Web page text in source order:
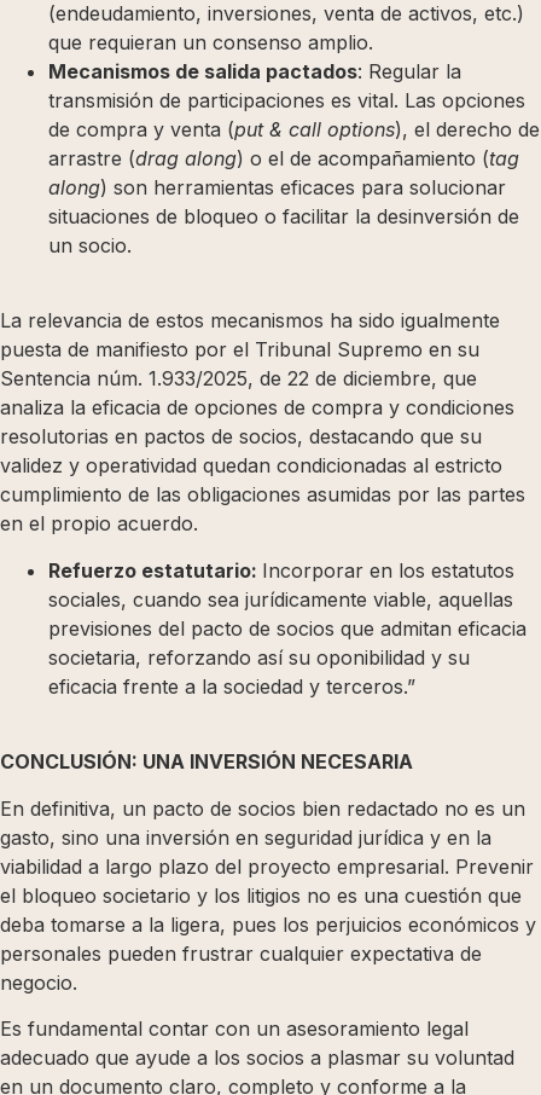
(endeudamiento, inversiones, venta de activos, etc.)
que requieran un consenso amplio.
Mecanismos de salida pactados: Regular la
transmisión de participaciones es vital. Las opciones
de compra y venta (put & call options), el derecho de
arrastre (drag along) o el de acompañamiento (tag
along) son herramientas eficaces para solucionar
situaciones de bloqueo o facilitar la desinversión de
un socio.
La relevancia de estos mecanismos ha sido igualmente
puesta de manifiesto por el Tribunal Supremo en su
Sentencia núm. 1.933/2025, de 22 de diciembre, que
analiza la eficacia de opciones de compra y condiciones
resolutorias en pactos de socios, destacando que su
validez y operatividad quedan condicionadas al estricto
cumplimiento de las obligaciones asumidas por las partes
en el propio acuerdo.
Refuerzo estatutario: Incorporar en los estatutos
sociales, cuando sea jurídicamente viable, aquellas
previsiones del pacto de socios que admitan eficacia
societaria, reforzando así su oponibilidad y su
eficacia frente a la sociedad y terceros.”
CONCLUSIÓN: UNA INVERSIÓN NECESARIA
En definitiva, un pacto de socios bien redactado no es un
gasto, sino una inversión en seguridad jurídica y en la
viabilidad a largo plazo del proyecto empresarial. Prevenir
el bloqueo societario y los litigios no es una cuestión que
deba tomarse a la ligera, pues los perjuicios económicos y
personales pueden frustrar cualquier expectativa de
negocio.
Es fundamental contar con un asesoramiento legal
adecuado que ayude a los socios a plasmar su voluntad
en un documento claro, completo y conforme a la